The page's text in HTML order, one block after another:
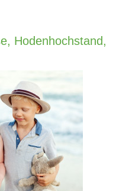
Hodenhochstand,